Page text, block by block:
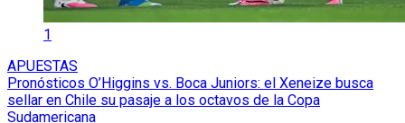
1
APUESTAS
Pronósticos O’Higgins vs. Boca Juniors: el Xeneize busca
sellar en Chile su pasaje a los octavos de la Copa
Sudamericana